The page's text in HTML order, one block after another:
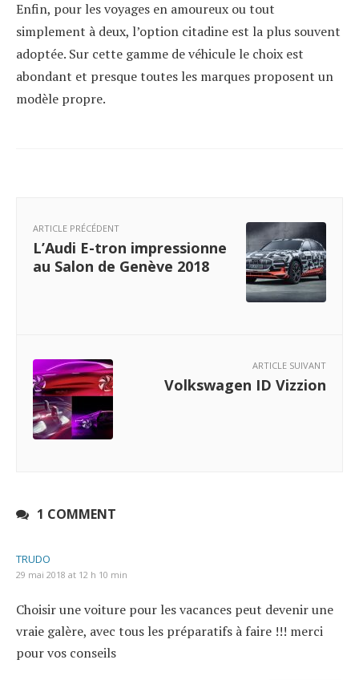
Enfin, pour les voyages en amoureux ou tout
simplement à deux, l’option citadine est la plus souvent
adoptée. Sur cette gamme de véhicule le choix est
abondant et presque toutes les marques proposent un
modèle propre.
ARTICLE PRÉCÉDENT
L’Audi E-tron impressionne
au Salon de Genève 2018
ARTICLE SUIVANT
Volkswagen ID Vizzion
1 COMMENT
TRUDO
29 mai 2018 at 12 h 10 min
Choisir une voiture pour les vacances peut devenir une
vraie galère, avec tous les préparatifs à faire !!! merci
pour vos conseils